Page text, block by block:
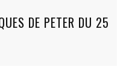
DE PETER DU 25